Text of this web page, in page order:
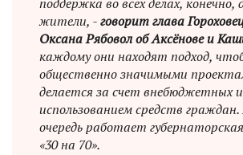
жители, -говорит глава
Оксана Рябовол об Аксёнове и
каждому они находят подход,
общественно значимыми
делается за счет внебюджетных
использованием средств
очередь работает
«30 на 70».